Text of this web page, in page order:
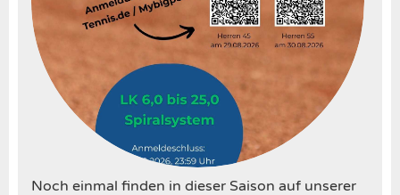
Noch einmal finden in dieser Saison auf unserer